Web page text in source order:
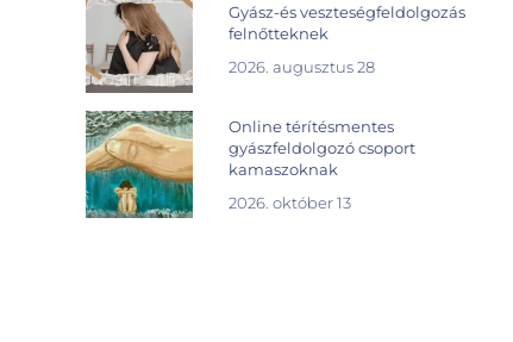
Gyász-és veszteségfeldolgozás
felnőtteknek
2026. augusztus 28
Online térítésmentes
gyászfeldolgozó csoport
kamaszoknak
2026. október 13